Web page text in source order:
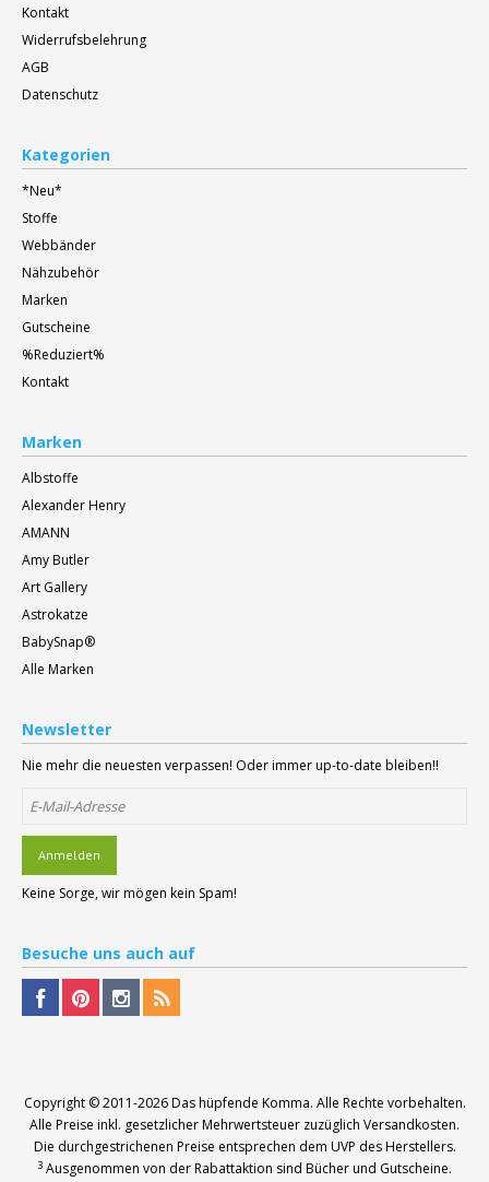
Kontakt
Widerrufsbelehrung
AGB
Datenschutz
Kategorien
*Neu*
Stoffe
Webbänder
Nähzubehör
Marken
Gutscheine
%Reduziert%
Kontakt
Marken
Albstoffe
Alexander Henry
AMANN
Amy Butler
Art Gallery
Astrokatze
BabySnap®
Alle Marken
Newsletter
Nie mehr die neuesten verpassen! Oder immer up-to-date bleiben!!
Anmelden
Keine Sorge, wir mögen kein Spam!
Besuche uns auch auf
Copyright © 2011-2026 Das hüpfende Komma. Alle Rechte vorbehalten.
Alle Preise inkl. gesetzlicher Mehrwertsteuer zuzüglich Versandkosten.
Die durchgestrichenen Preise entsprechen dem UVP des Herstellers.
3 Ausgenommen von der Rabattaktion sind Bücher und Gutscheine.